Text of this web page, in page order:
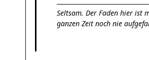
Seltsam. Der Faden hier ist
ganzen Zeit noch nie